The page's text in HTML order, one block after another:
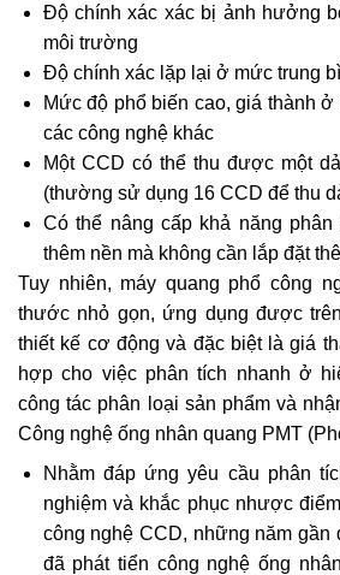
Độ chính xác xác bị ảnh hưởng
môi trường
Độ chính xác lặp lại ở mức trung
Mức độ phổ biến cao, giá thành
các công nghệ khác
Một CCD có thể thu được một
(thường sử dụng 16 CCD để thu
Có thể nâng cấp khả năng phân
thêm nền mà không cần lắp đặt
Tuy nhiên, máy quang phổ công
thước nhỏ gọn, ứng dụng được
thiết kế cơ động và đặc biệt là giá
hợp cho việc phân tích nhanh ở
công tác phân loại sản phẩm và
Công nghệ ống nhân quang PMT
Nhằm đáp ứng yêu cầu phân
nghiệm và khắc phục nhược
công nghệ CCD, những năm gần
đã phát tiển công nghệ ống